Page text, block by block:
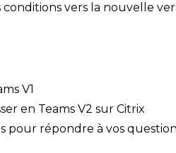
vers la nouvelle
V1
en Teams V2 sur Citrix
pour répondre à vos